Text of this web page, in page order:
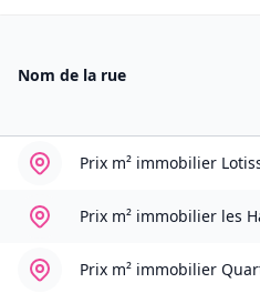
Nom de la rue
Prix m² immobilier
Prix m² immobilier les
Prix m² immobilier